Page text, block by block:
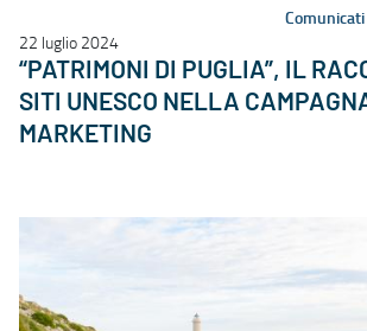
22 luglio 2024
“PATRIMONI DI PUGLIA”, IL
SITI UNESCO NELLA
MARKETING